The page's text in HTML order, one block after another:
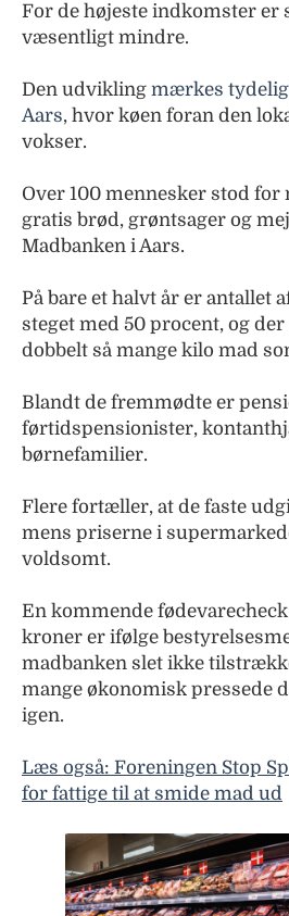
For de højeste indkomster er
væsentligt mindre.
Den udvikling mærkes
Aars, hvor køen foran den
vokser.
Over 100 mennesker stod for
gratis brød, grøntsager og
Madbanken i Aars.
På bare et halvt år er antallet
steget med 50 procent, og
dobbelt så mange kilo mad
Blandt de fremmødte er
førtidspensionister,
børnefamilier.
Flere fortæller, at de faste
mens priserne i
voldsomt.
En kommende
kroner er ifølge
madbanken slet ikke
mange økonomisk pressede
igen.
Læs også: Foreningen Stop
for fattige til at smide mad ud